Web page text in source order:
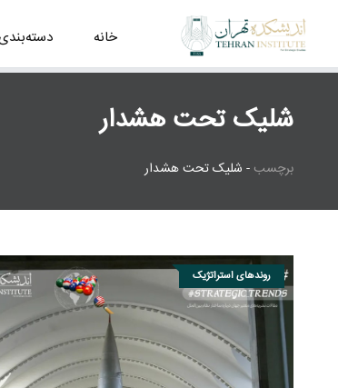
خانه
شلیک تحت هشدار
برچسب - شلیک تحت هشدار
روندهای استراتژیک